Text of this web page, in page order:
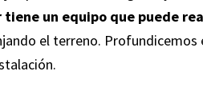
un equipo que puede
el terreno.